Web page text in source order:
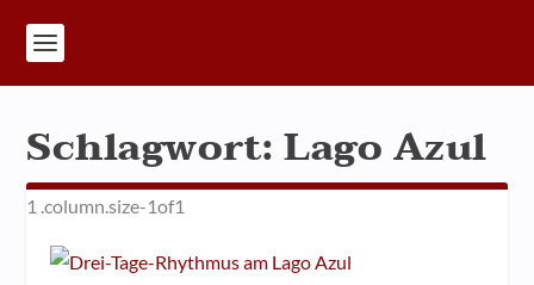
Schlagwort:Lago Azul